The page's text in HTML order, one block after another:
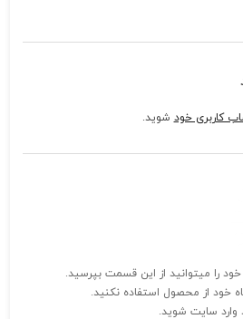
کاربری خود شوید.
را میتوانید از این قسمت بپرسید.
خود از محصول استفاده نکنید.
وارد سایت شوید.